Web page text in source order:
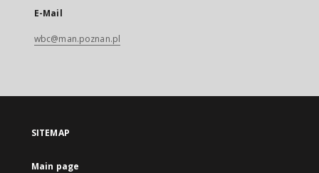
E-Mail
wbc@man.poznan.pl
SITEMAP
Main page